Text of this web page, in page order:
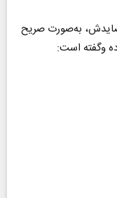
به‌صورت صریح
وگفته است: